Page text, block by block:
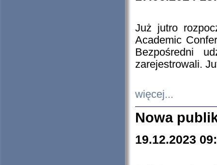
Już jutro
Academic
Bezpośredni
zarejestrowali.
więcej...
Nowa
19.12.2023